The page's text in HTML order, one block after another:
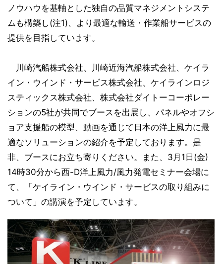
ノウハウを基軸とした独自の品質マネジメントシステ
ムも構築し(注1)、より最適な輸送・作業船サービスの
提供を目指しています。
川崎汽船株式会社、川崎近海汽船株式会社、ケイラ
イン・ウインド・サービス株式会社、ケイラインロジ
スティックス株式会社、株式会社ダイトーコーポレー
ションの5社が共同でブースを出展し、パネルやオフシ
ョア支援船の模型、動画を通じて日本の洋上風力に最
適なソリューションの紹介を予定しております。是
非、ブースにお立ち寄りください。また、3月1日(金)
14時30分から西-D洋上風力/風力発電セミナー会場に
て、「ケイライン・ウインド・サービスの取り組みに
ついて」の講演を予定しています。